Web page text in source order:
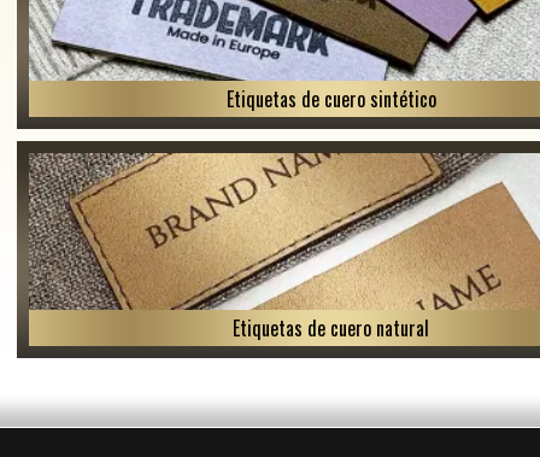
Etiquetas de cuero sintético
Etiquetas de cuero natural